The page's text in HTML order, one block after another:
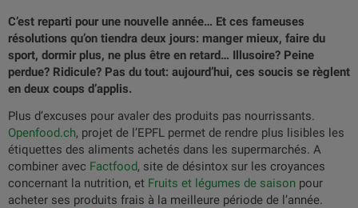
C’est reparti pour une nouvelle année… Et ces fameuses
résolutions qu’on tiendra deux jours: manger mieux, faire du
sport, dormir plus, ne plus être en retard… Illusoire? Peine
perdue? Ridicule? Pas du tout: aujourd’hui, ces soucis se règlent
en deux coups d’applis.
Plus d’excuses pour avaler des produits pas nourrissants.
Openfood.ch, projet de l’EPFL permet de rendre plus lisibles les
étiquettes des aliments achetés dans les supermarchés. A
combiner avec Factfood, site de désintox sur les croyances
concernant la nutrition, et Fruits et légumes de saison pour
acheter ses produits frais à la meilleure période de l’année.